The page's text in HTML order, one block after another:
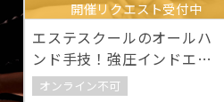
開催リクエスト受付中
エステスクールのオールハ
ンド手技！強圧インドエス
テを体験・学ぶ！
オンライン不可